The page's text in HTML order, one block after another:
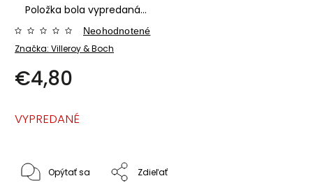
Položka bola vypredaná…
Značka: Villeroy & Boch
Neohodnotené
€4,80
VYPREDANÉ
Opýtať sa Zdieľať